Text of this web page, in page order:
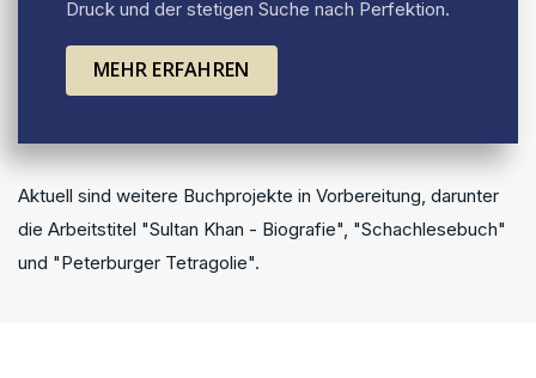
Druck und der stetigen Suche nach Perfektion.
MEHR ERFAHREN
Aktuell sind weitere Buchprojekte in Vorbereitung, darunter
die Arbeitstitel "Sultan Khan - Biografie", "Schachlesebuch"
und "Peterburger Tetragolie".